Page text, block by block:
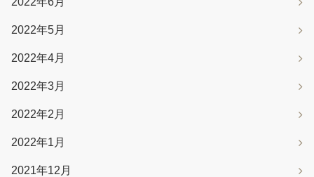
2022年5月
2022年4月
2022年3月
2022年2月
2022年1月
2021年12月